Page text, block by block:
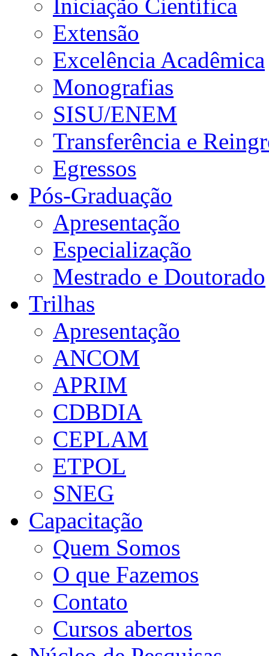
Iniciação Científica
Extensão
Excelência Acadêmica
Monografias
SISU/ENEM
Transferência e
Egressos
Pós-Graduação
Apresentação
Especialização
Mestrado e Doutorado
Trilhas
Apresentação
ANCOM
APRIM
CDBDIA
CEPLAM
ETPOL
SNEG
Capacitação
Quem Somos
O que Fazemos
Contato
Cursos abertos